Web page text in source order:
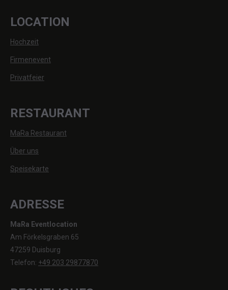
LOCATION
Hochzeit
Firmenevent
Privatfeier
RESTAURANT
MaRa Restaurant
Über uns
Speisekarte
ADRESSE
MaRa Eventlocation
Am Förkelsgraben 65
47259 Duisburg
Telefon: +49 203 29877870